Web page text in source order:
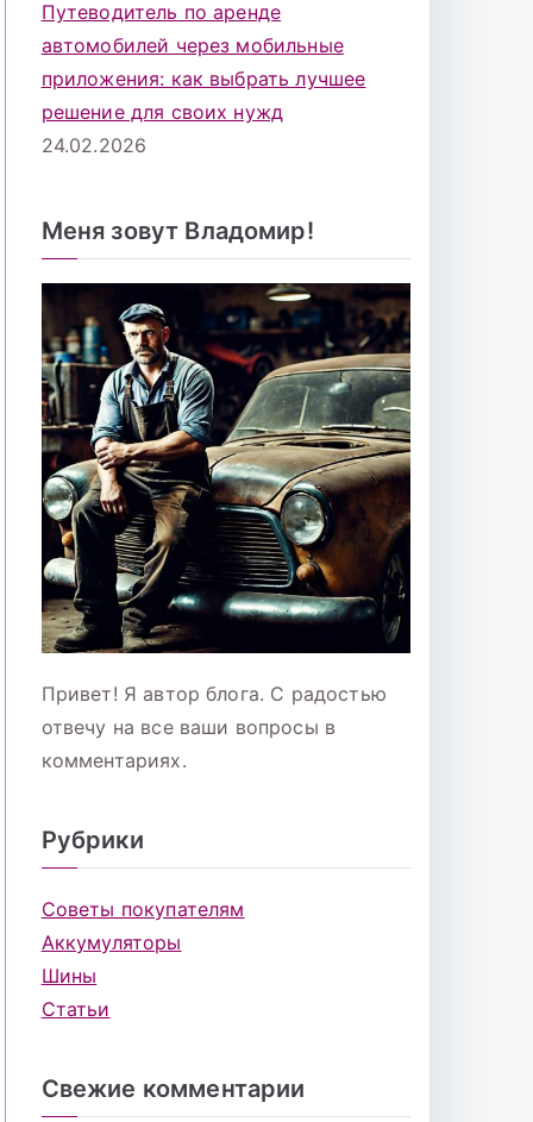
Путеводитель по аренде
автомобилей через мобильные
приложения: как выбрать лучшее
решение для своих нужд
24.02.2026
Меня зовут Владомир!
Привет! Я автор блога. С радостью
отвечу на все ваши вопросы в
комментариях.
Рубрики
Советы покупателям
Аккумуляторы
Шины
Статьи
Свежие комментарии